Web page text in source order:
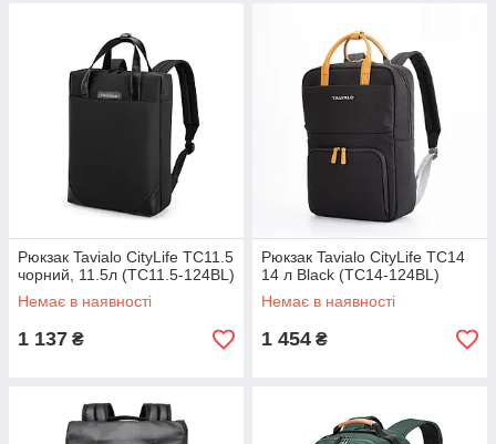
Рюкзак Tavialo CityLife TC11.5
чорний, 11.5л (TC11.5-124BL)
Немає в наявності
1 137 ₴
Рюкзак Tavialo CityLife TC14
14 л Black (TC14-124BL)
Немає в наявності
1 454 ₴